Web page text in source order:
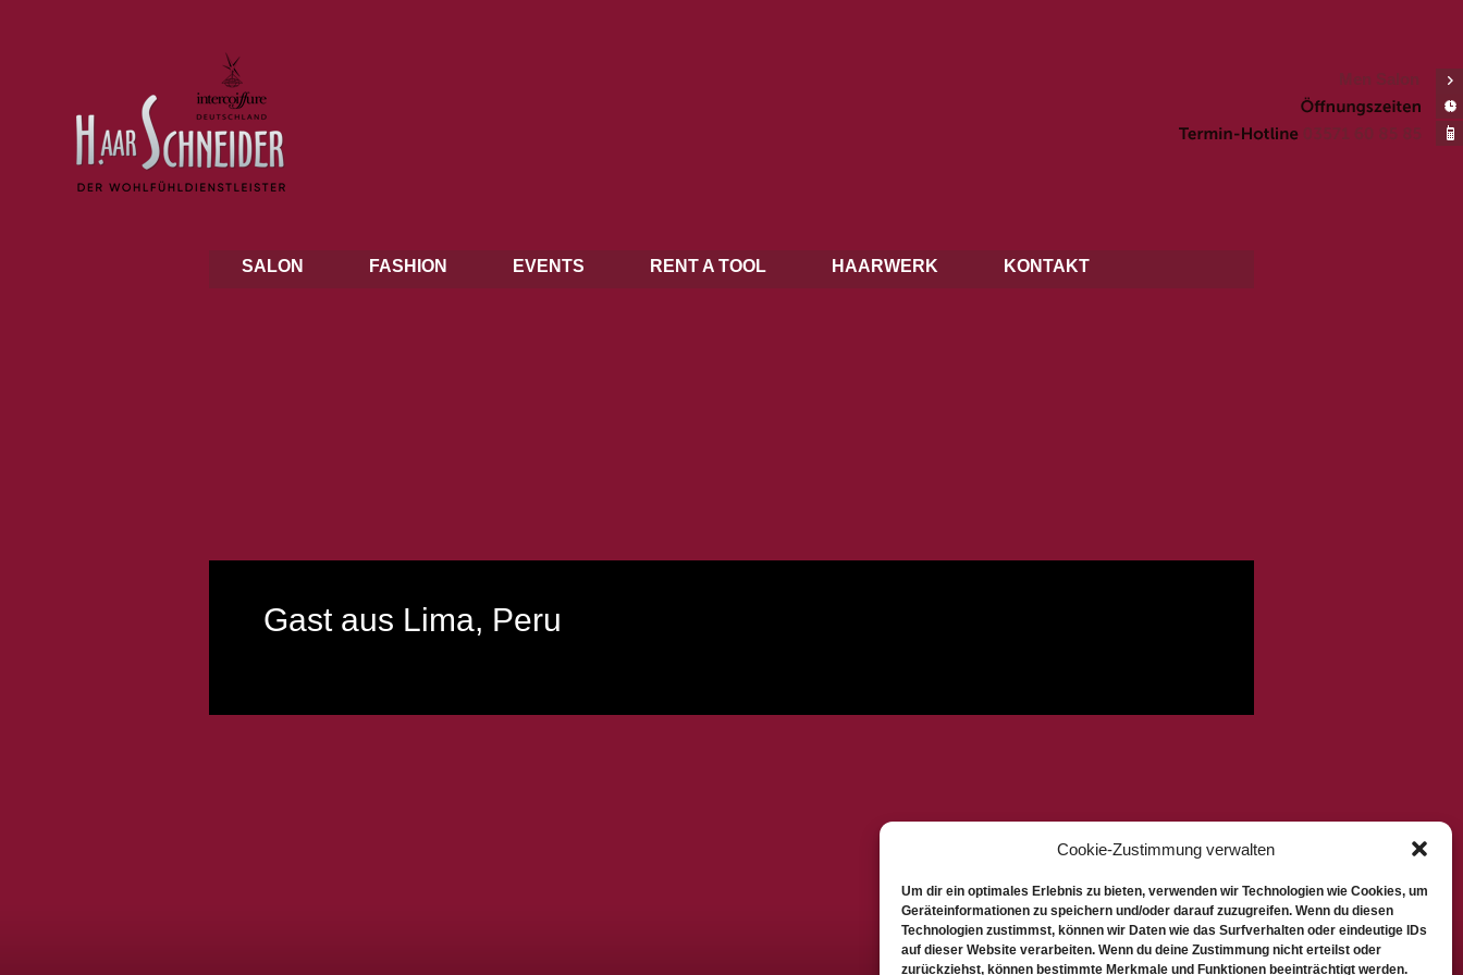
Cookie-Zustimmung verwalten
Um dir ein optimales Erlebnis zu bieten, verwenden wir Technologien wie Cookies, um
Geräteinformationen zu speichern und/oder darauf zuzugreifen. Wenn du diesen
Technologien zustimmst, können wir Daten wie das Surfverhalten oder eindeutige IDs
auf dieser Website verarbeiten. Wenn du deine Zustimmung nicht erteilst oder
zurückziehst, können bestimmte Merkmale und Funktionen beeinträchtigt werden.
SALON FASHION EVENTS RENT A TOOL HAARWERK KONTAKT
Gast aus Lima, Peru